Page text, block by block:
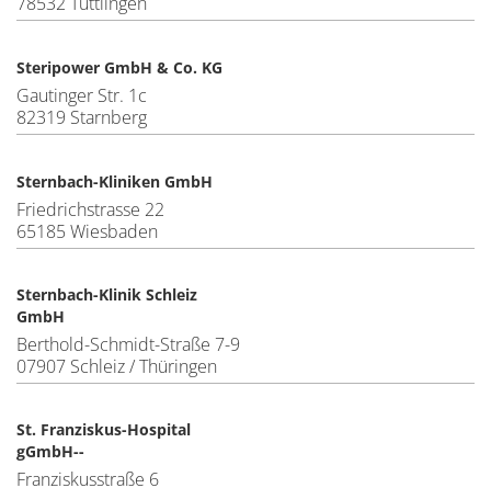
Steripower GmbH & Co. KG
Gautinger Str. 1c
82319 Starnberg
Sternbach-Kliniken GmbH
Friedrichstrasse 22
65185 Wiesbaden
Sternbach-Klinik Schleiz
GmbH
Berthold-Schmidt-Straße 7-9
07907 Schleiz / Thüringen
St. Franziskus-Hospital
gGmbH--
Franziskusstraße 6